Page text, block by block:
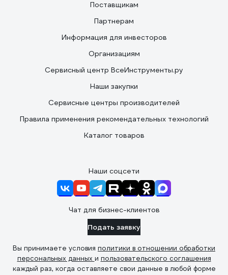
Поставщикам
Партнерам
Информация для инвесторов
Организациям
Сервисный центр ВсеИнструменты.ру
Наши закупки
Сервисные центры производителей
Правила применения рекомендательных технологий
Каталог товаров
Наши соцсети
Чат для бизнес-клиентов
Подать заявку
Вы принимаете условия политики в отношении обработки
персональных данных и пользовательского соглашения
каждый раз, когда оставляете свои данные в любой форме